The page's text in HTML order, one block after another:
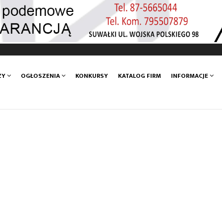
OGŁOSZENIA KONKURSY KATALOG FIRM INFORMACJE